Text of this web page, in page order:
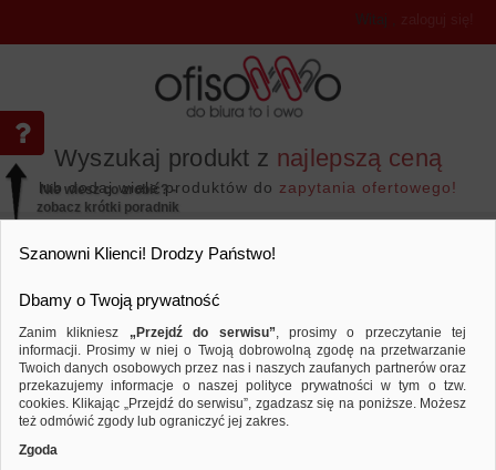
Wyszukaj produkt z najlepszą ceną
lub dodaj wiele produktów do zapytania ofertowego!
Witaj ,
Akcesoria komputerowe Nośniki danych
Porównaj produkt: Nośnik pamięci Q-CONNECT USB 3.
Nie wiesz co zrobić? -
zobacz krótki poradnik
Szanowni Klienci! Drodzy Państwo!
Dbamy o Twoją prywatność
Zanim klikniesz „Przejdź do serwisu”, prosimy o przeczytanie tej
informacji. Prosimy w niej o Twoją dobrowolną zgodę na przetwarzanie
Twoich danych osobowych przez nas i naszych zaufanych partnerów oraz
przekazujemy informacje o naszej polityce prywatności w tym o tzw.
cookies. Klikając „Przejdź do serwisu”, zgadzasz się na poniższe. Możesz
też odmówić zgody lub ograniczyć jej zakres.
Zgoda